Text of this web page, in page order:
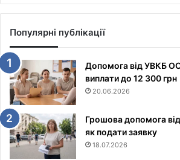
Популярні публікації
Допомога від УВКБ
виплати до 12 300 грн
20.06.2026
Грошова допомога
як подати заявку
18.07.2026